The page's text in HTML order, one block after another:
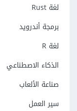
لغة Rust
برمجة أندرويد
لغة R
الذكاء الاصطناعي
صناعة الألعاب
سير العمل